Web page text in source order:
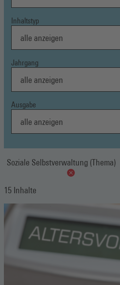
Inhaltstyp
Jahrgang
Ausgabe
Soziale Selbstverwaltung (Thema)
15 Inhalte